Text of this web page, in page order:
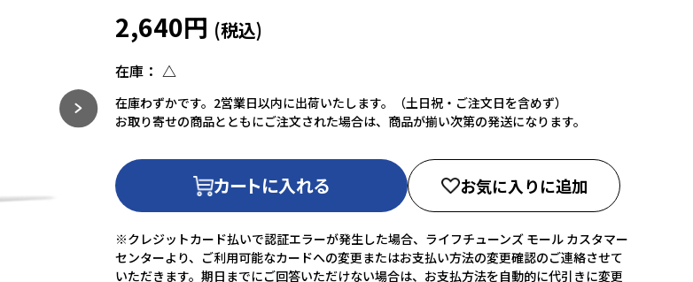
2,640円
在庫： △
在庫わずかです。2営業日以内に出荷いたします。（土日祝・ご注文日を含めず）
お取り寄せの商品とともにご注文された場合は、商品が揃い次第の発送になります。
カートに入れる お気に入りに追加
※クレジットカード払いで認証エラーが発生した場合、ライフチューンズ モール カスタマー
センターより、ご利用可能なカードへの変更またはお支払い方法の変更確認のご連絡させて
いただきます。期日までにご回答いただけない場合は、お支払方法を自動的に代引きに変更